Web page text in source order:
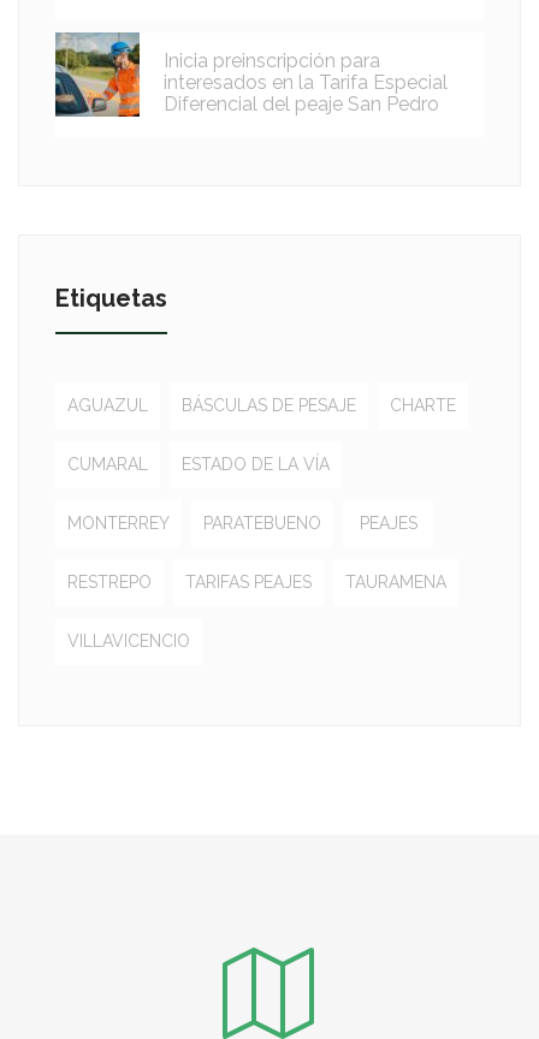
Inicia preinscripción para
interesados en la Tarifa Especial
Diferencial del peaje San Pedro
Etiquetas
AGUAZUL BÁSCULAS DE PESAJE CHARTE
CUMARAL ESTADO DE LA VÍA
MONTERREY PARATEBUENO PEAJES
RESTREPO TARIFAS PEAJES TAURAMENA
VILLAVICENCIO